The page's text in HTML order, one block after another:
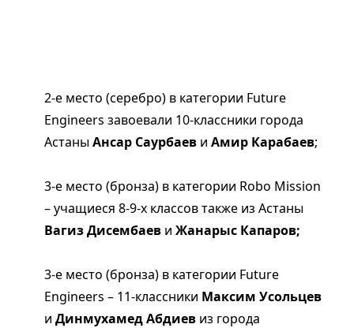
2-е место (серебро) в категории Future
Engineers завоевали 10-классники города
АстаныАнсар Саурбаев и Амир Карабаев;
3-е место (бронза) в категории Robo Mission
– учащиеся 8-9-х классов также из Астаны
Вагиз Дисембаев и Жанарыс Капаров;
3-е место (бронза) в категории Future
Engineers – 11-классники Максим Усольцев
и Динмухамед Абдиев из города